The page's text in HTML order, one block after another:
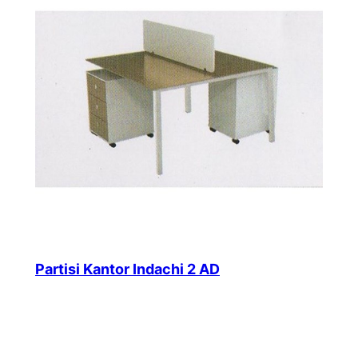
Partisi Kantor Indachi 2 AD